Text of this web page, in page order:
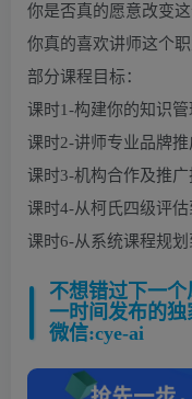
你是否真的愿意改变
你真的喜欢讲师这个职
部分课程目标：
课时1-构建你的知识管
课时2-讲师专业品牌
课时3-机构合作及推广
课时4-从柯氏四级评
课时6-从系统课程规
不想错过下一
一时间发布的
微信:cye-ai